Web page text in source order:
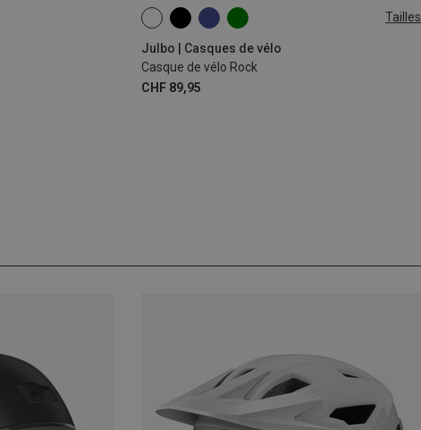
Tailles
Julbo | Casques de vélo
Casque de vélo Rock
CHF 89,95
L | 58-62CM